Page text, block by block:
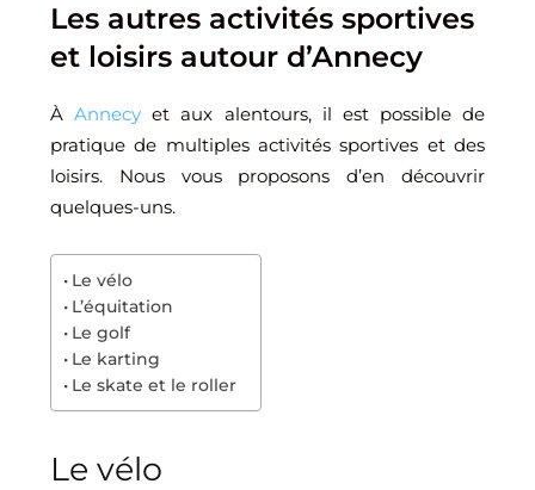
Les autres activités sportives
et loisirs autour d’Annecy
ÀAnnecy et aux alentours, il est possible de
pratique de multiples activités sportives et des
loisirs. Nous vous proposons d’en découvrir
quelques-uns.
Le vélo
L’équitation
Le golf
Le karting
Le skate et le roller
Le vélo